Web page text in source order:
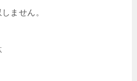
ません。